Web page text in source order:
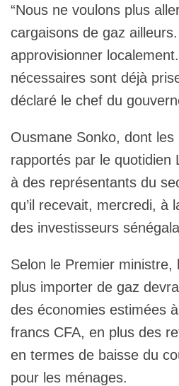
“Nous ne voulons plus
cargaisons de gaz
approvisionner
nécessaires sont déjà
déclaré le chef du
Ousmane Sonko, dont les
rapportés par le quotidien
à des représentants du
qu’il recevait, mercredi, à
des investisseurs
Selon le Premier ministre,
plus importer de gaz
des économies estimées
francs CFA, en plus des
en termes de baisse du
pour les ménages.